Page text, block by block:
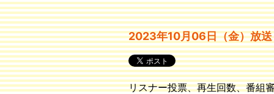
2023年10月06日（金）放送
リスナー投票、再生回数、番組